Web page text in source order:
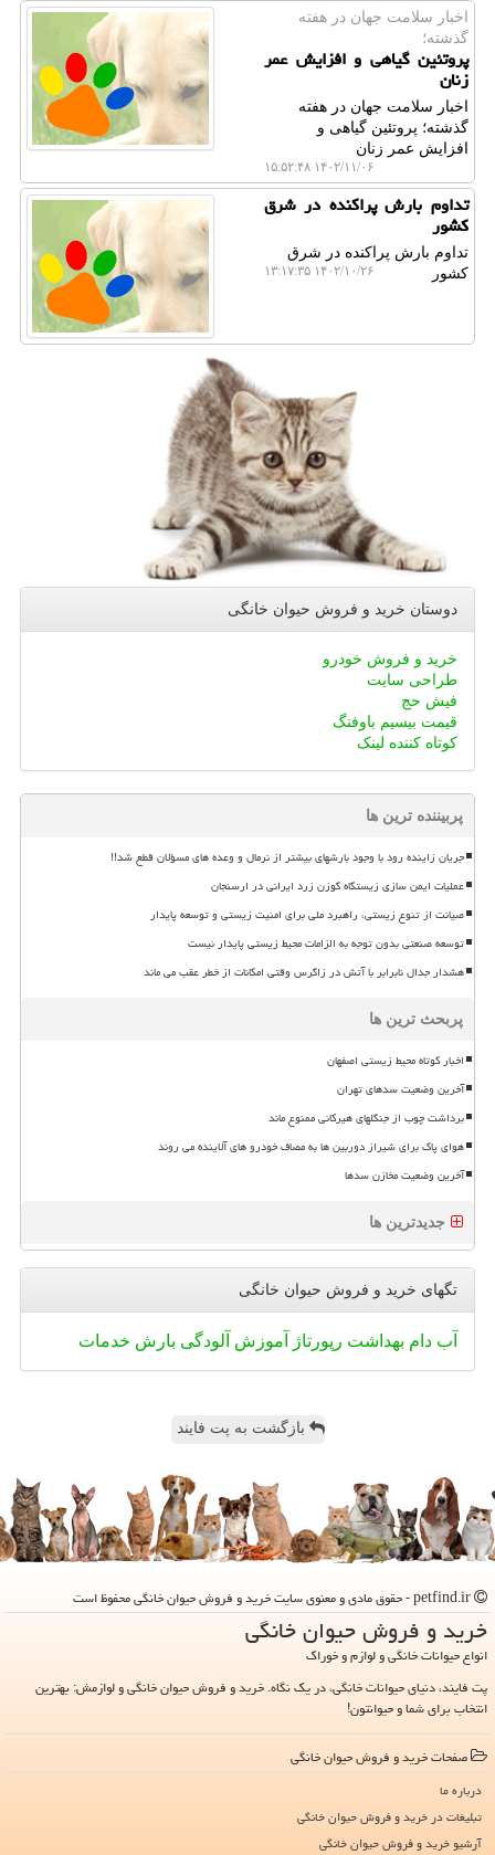
اخبار سلامت جهان در هفته
گذشته؛
پروتئین گیاهی و افزایش عمر
زنان
اخبار سلامت جهان در هفته
گذشته؛ پروتئین گیاهی و
افزایش عمر زنان
۱۴۰۲/۱۱/۰۶ ۱۵:۵۲:۴۸
تداوم بارش پراکنده در شرق
کشور
تداوم بارش پراکنده در شرق
کشور
۱۴۰۲/۱۰/۲۶ ۱۳:۱۷:۳۵
دوستان خرید و فروش حیوان خانگی
خرید و فروش خودرو
طراحی سایت
فیش حج
قیمت بیسیم باوفنگ
کوتاه کننده لینک
پربیننده ترین ها
جریان زاینده رود با وجود بارشهای بیشتر از نرمال و وعده های مسؤلان قطع شد!!
عملیات ایمن سازی زیستگاه گوزن زرد ایرانی در ارسنجان
صیانت از تنوع زیستی، راهبرد ملی برای امنیت زیستی و توسعه پایدار
توسعه صنعتی بدون توجه به الزامات محیط زیستی پایدار نیست
هشدار جدال نابرابر با آتش در زاگرس وقتی امکانات از خطر عقب می ماند
پربحث ترین ها
اخبار کوتاه محیط زیستی اصفهان
آخرین وضعیت سدهای تهران
برداشت چوب از جنگلهای هیرکانی ممنوع ماند
هوای پاک برای شیراز دوربین ها به مصاف خودرو های آلاینده می روند
آخرین وضعیت مخازن سدها
جدیدترین ها
تگهای خرید و فروش حیوان خانگی
آب دام بهداشت رپورتاژ آموزش آلودگی بارش خدمات
بازگشت به پت فایند
خرید و فروش حیوان خانگی
انواع حیوانات خانگی و لوازم و خوراک
پت فایند، دنیای حیوانات خانگی، در یک نگاه. خرید و فروش حیوان خانگی و لوازمش: بهترین
انتخاب برای شما و حیوانتون!
صفحات خرید و فروش حیوان خانگی
درباره ما
تبلیغات در خرید و فروش حیوان خانگی
آرشیو خرید و فروش حیوان خانگی